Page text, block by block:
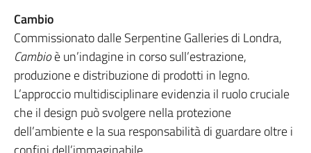
Cambio
Commissionato dalle Serpentine Galleries di Londra,
Cambioè un’indagine in corso sull’estrazione,
produzione e distribuzione di prodotti in legno.
L’approccio multidisciplinare evidenzia il ruolo cruciale
che il design può svolgere nella protezione
dell’ambiente e la sua responsabilità di guardare oltre i